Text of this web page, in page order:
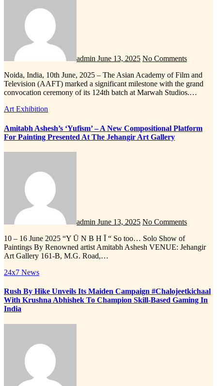
admin June 13, 2025 No Comments
Noida, India, 10th June, 2025 – The Asian Academy of Film and
Television (AAFT) marked a significant milestone with the grand
convocation ceremony of its 124th batch at Marwah Studios.…
Art Exhibition
Amitabh Ashesh’s ‘Yufism’ – A New Compositional Platform
For Painting Presented At The Jehangir Art Gallery
admin June 13, 2025 No Comments
10 – 16 June 2025 “Y Ū N B H Ī “ So too… Solo Show of
Paintings By Renowned artist Amitabh Ashesh VENUE: Jehangir
Art Gallery 161-B, M.G. Road,…
24x7 News
Rush By Hike Unveils Its Maiden Campaign #Chalojeetkichaal
With Krushna Abhishek To Champion Skill-Based Gaming In
India